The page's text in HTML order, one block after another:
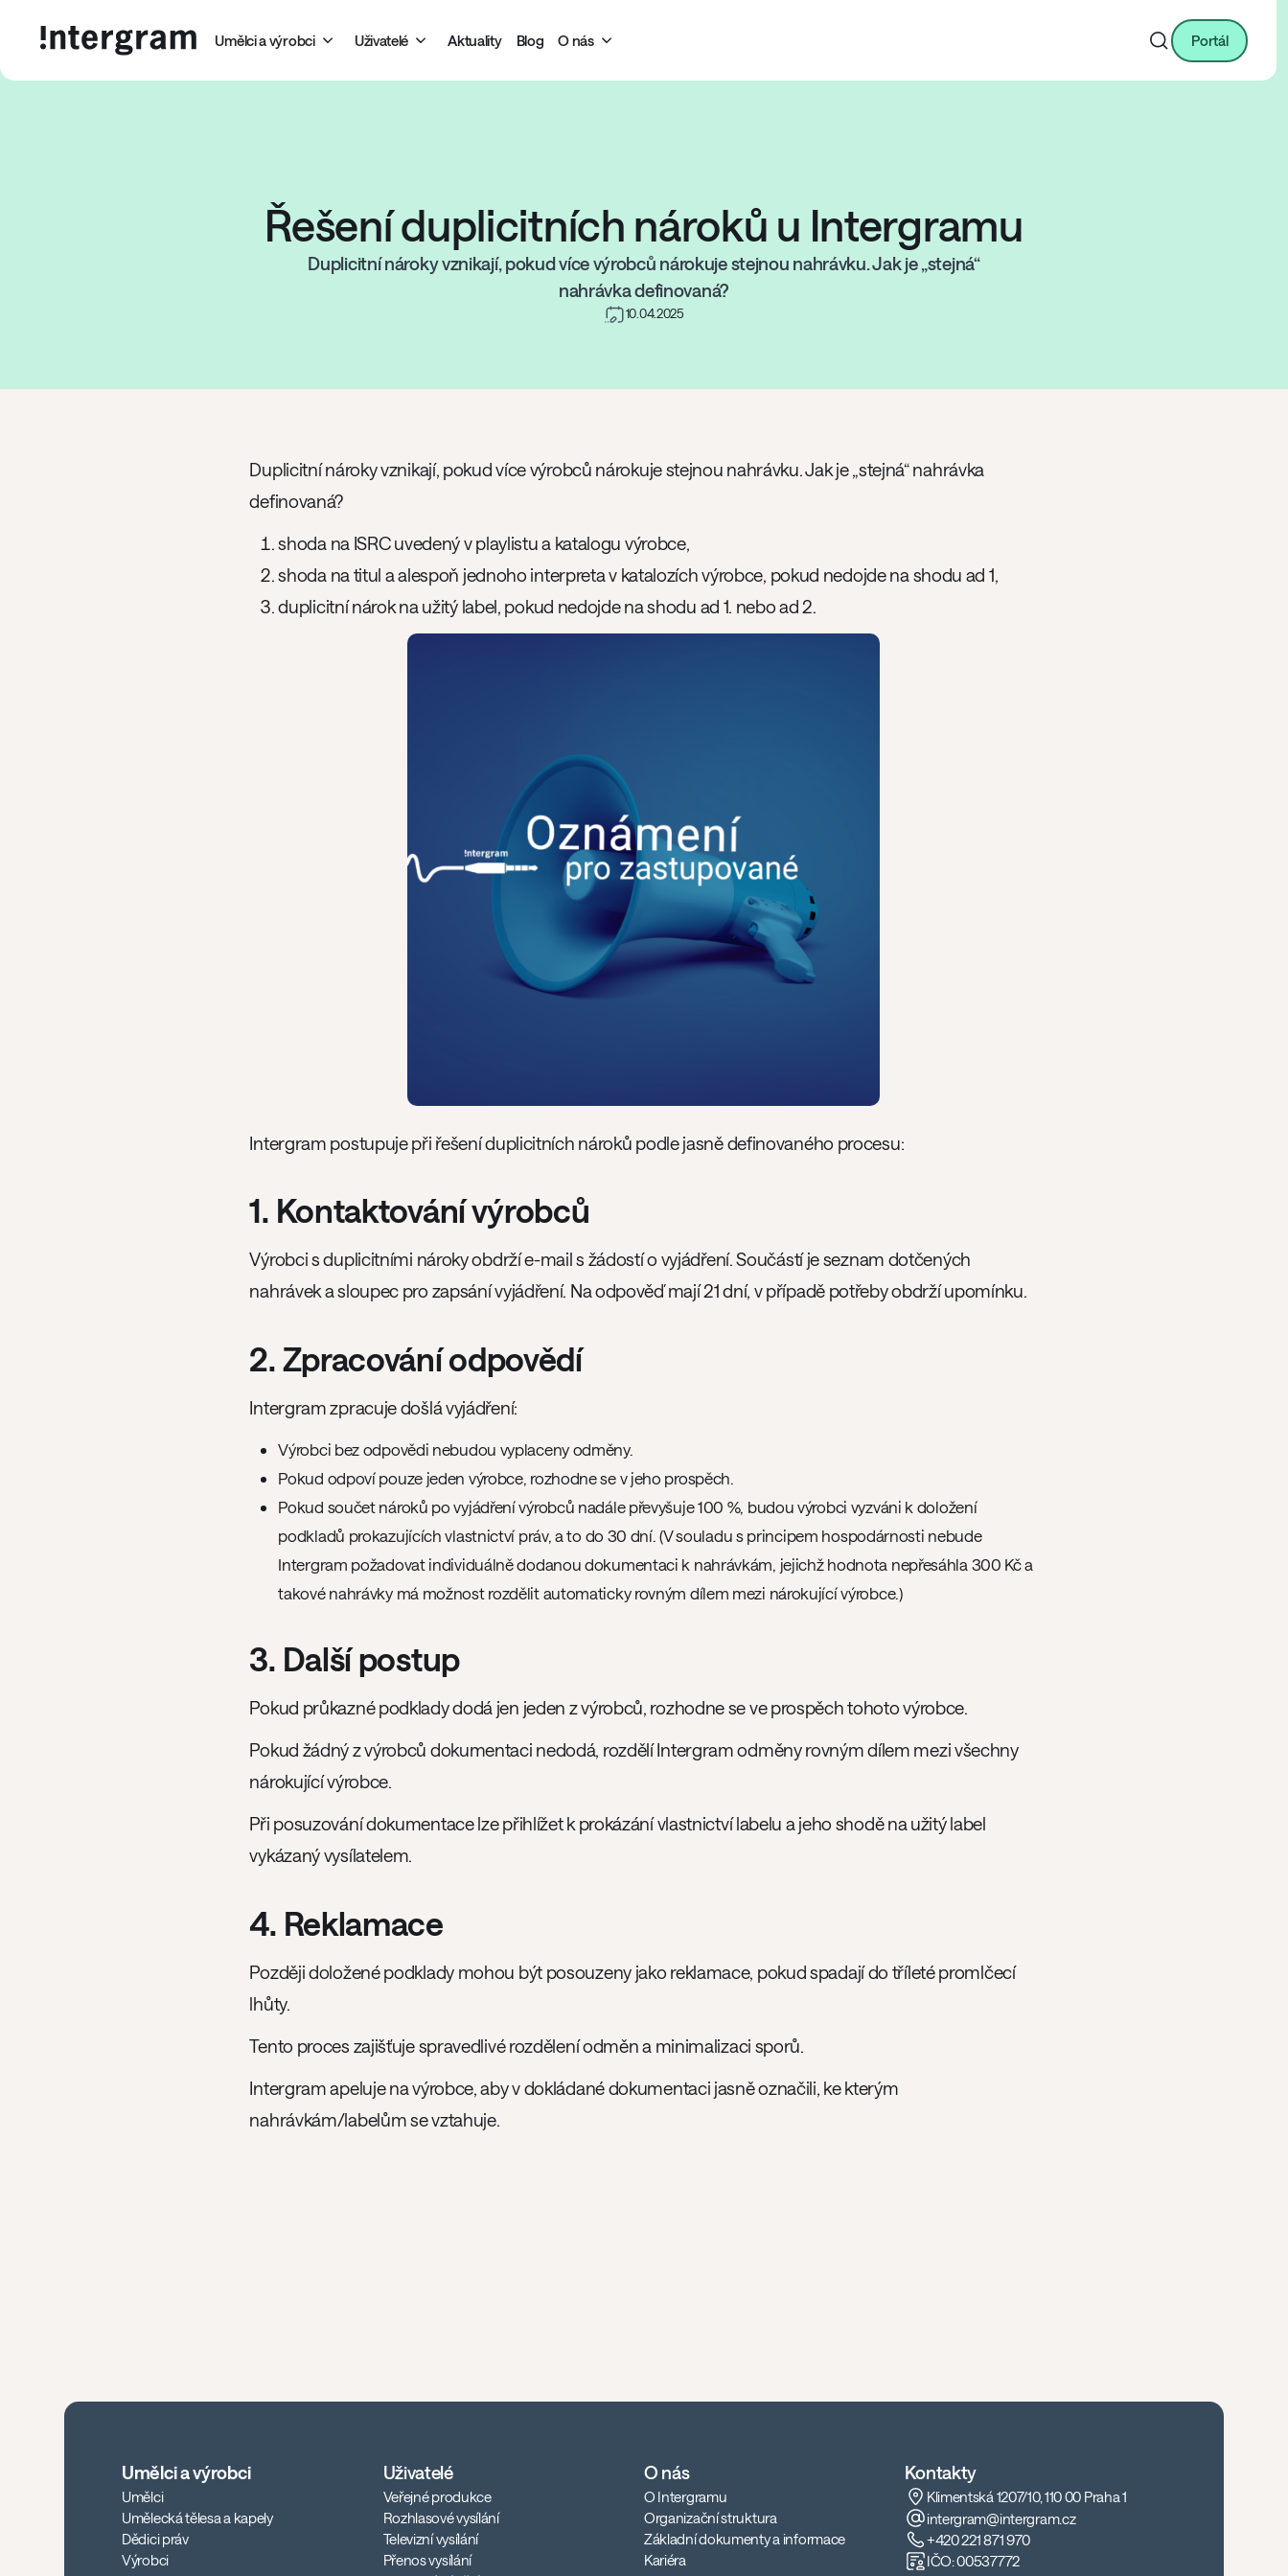
Umělci a výrobci Uživatelé Aktuality Blog O nás Portál
Řešení duplicitních nároků u Intergramu
Duplicitní nároky vznikají, pokud více výrobců nárokuje stejnou nahrávku. Jak je „stejná“
nahrávka definovaná?
10.04.2025
Duplicitní nároky vznikají, pokud více výrobců nárokuje stejnou nahrávku. Jak je „stejná“ nahrávka
definovaná?
shoda na ISRC uvedený v playlistu a katalogu výrobce,
shoda na titul a alespoň jednoho interpreta v katalozích výrobce, pokud nedojde na shodu ad 1,
duplicitní nárok na užitý label, pokud nedojde na shodu ad 1. nebo ad 2.
Intergram postupuje při řešení duplicitních nároků podle jasně definovaného procesu:
1. Kontaktování výrobců
Výrobci s duplicitními nároky obdrží e-mail s žádostí o vyjádření. Součástí je seznam dotčených
nahrávek a sloupec pro zapsání vyjádření. Na odpověď mají 21 dní, v případě potřeby obdrží upomínku.
2. Zpracování odpovědí
Intergram zpracuje došlá vyjádření:
Výrobci bez odpovědi nebudou vyplaceny odměny.
Pokud odpoví pouze jeden výrobce, rozhodne se v jeho prospěch.
Pokud součet nároků po vyjádření výrobců nadále převyšuje 100 %, budou výrobci vyzváni k doložení
podkladů prokazujících vlastnictví práv, a to do 30 dní. (V souladu s principem hospodárnosti nebude
Intergram požadovat individuálně dodanou dokumentaci k nahrávkám, jejichž hodnota nepřesáhla 300 Kč a
takové nahrávky má možnost rozdělit automaticky rovným dílem mezi nárokující výrobce.)
3. Další postup
Pokud průkazné podklady dodá jen jeden z výrobců, rozhodne se ve prospěch tohoto výrobce.
Pokud žádný z výrobců dokumentaci nedodá, rozdělí Intergram odměny rovným dílem mezi všechny
nárokující výrobce.
Při posuzování dokumentace lze přihlížet k prokázání vlastnictví labelu a jeho shodě na užitý label
vykázaný vysílatelem.
4. Reklamace
Později doložené podklady mohou být posouzeny jako reklamace, pokud spadají do tříleté promlčecí
lhůty.
Tento proces zajišťuje spravedlivé rozdělení odměn a minimalizaci sporů.
Intergram apeluje na výrobce, aby v dokládané dokumentaci jasně označili, ke kterým
nahrávkám/labelům se vztahuje.
Umělci a výrobci
Umělci
Umělecká tělesa a kapely
Dědici práv
Výrobci
Uživatelé
Veřejné produkce
Rozhlasové vysílání
Televizní vysílání
Přenos vysílání
O nás
O Intergramu
Organizační struktura
Základní dokumenty a informace
Kariéra
Kontakty
Klimentská 1207/10, 110 00 Praha 1
intergram@intergram.cz
+420 221 871 970
IČO: 00537772